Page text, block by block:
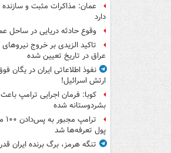
عمان: مذاکرات مثبت و سازنده
دارد
وقوع حادثه دریایی در ساحل
تاکید الزیدی بر خروج نیروهای
عراق در تاریخ تعیین شده
نفوذ اطلاعاتی ایران در یگان
ارتش اسرائیل!
کوبا: فرمان اجرایی ترامپ
بشردوستانه شده
پول تعرفه‌ها شد
تنگه هرمز، برگ برنده ایران